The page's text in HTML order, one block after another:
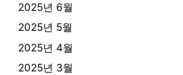
2025년 6월
2025년 5월
2025년 4월
2025년 3월